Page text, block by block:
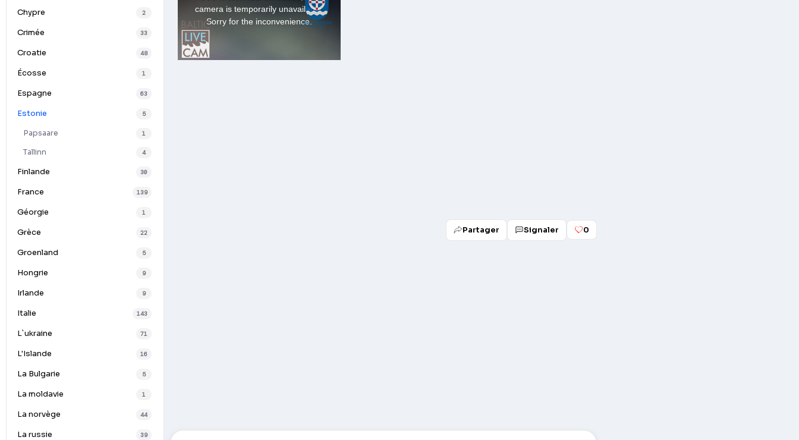
Chypre 2
Crimée 33
Croatie 48
Écosse 1
Espagne 63
Estonie 5
Papsaare 1
Tallinn 4
Finlande 30
France 139
Géorgie 1
Grèce 22
Groenland 5
Hongrie 9
Irlande 9
Italie 143
L`ukraine 71
L'Islande 16
La Bulgarie 5
La moldavie 1
La norvège 44
La russie 39
Partager Signaler 0